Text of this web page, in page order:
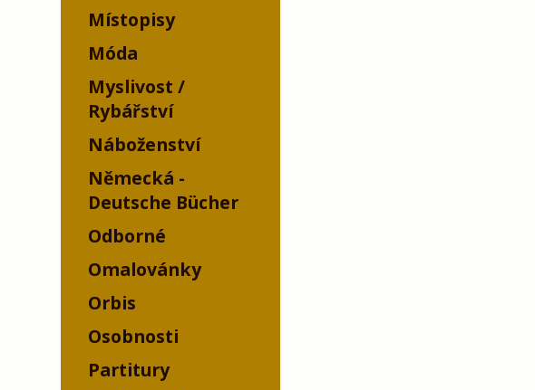
Místopisy
Móda
Myslivost /
Rybářství
Náboženství
Německá -
Deutsche Bücher
Odborné
Omalovánky
Orbis
Osobnosti
Partitury